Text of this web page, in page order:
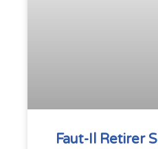
Faut-Il Retirer